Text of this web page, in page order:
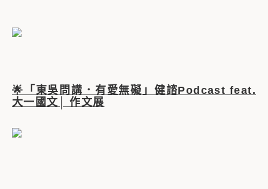
🌟「東吳問講．有愛無礙」健諮Podcast feat.
大一國文│ 作文展